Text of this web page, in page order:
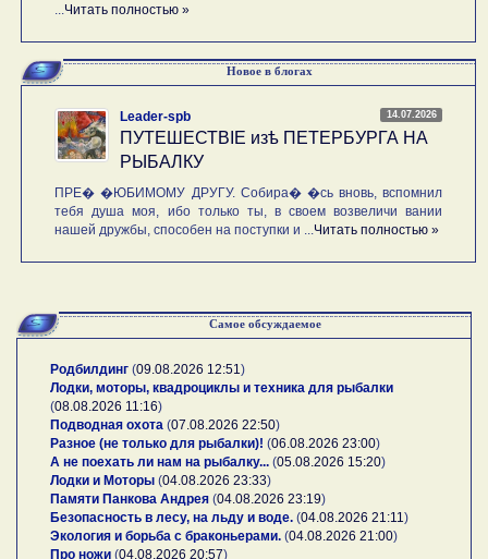
Читать полностью »
Новое в блогах
14.07.2026
Leader-spb
ПУТЕШЕСТВIE изѣ ПЕТЕРБУРГА НА
РЫБАЛКУ
ПРЕ� �ЮБИМОМУ ДРУГУ. Собира� �сь вновь, вспомнил
тебя душа моя, ибо только ты, в своем возвеличи вании
нашей дружбы, способен на поступки и ... Читать полностью »
Самое обсуждаемое
Родбилдинг (09.08.2026 12:51 )
Лодки, моторы, квадроциклы и техника для рыбалки
(08.08.2026 11:16)
Подводная охота (07.08.2026 22:50)
Разное (не только для рыбалки)! (06.08.2026 23:00)
А не поехать ли нам на рыбалку... (05.08.2026 15:20)
Лодки и Моторы (04.08.2026 23:33)
Памяти Панкова Андрея (04.08.2026 23:19)
Безопасность в лесу, на льду и воде. (04.08.2026 21:11 )
Экология и борьба с браконьерами. (04.08.2026 21:00)
Про ножи (04.08.2026 20:57)